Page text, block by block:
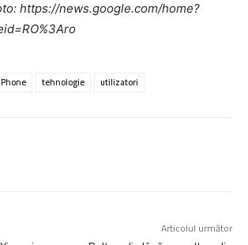
https://news.google.com/home?
tehnologie utilizatori
Articolul următor